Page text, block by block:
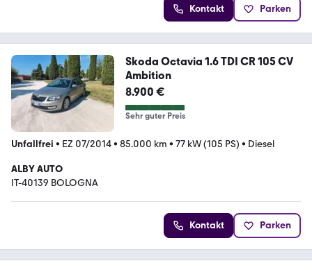
Kontakt Parken
Skoda Octavia 1.6 TDI CR 105 CV
Ambition
8.900 €
Sehr guter Preis
Unfallfrei • EZ 07/2014• 85.000 km • 77 kW (105 PS) • Diesel
ALBY AUTO
IT-40139 BOLOGNA
Kontakt Parken